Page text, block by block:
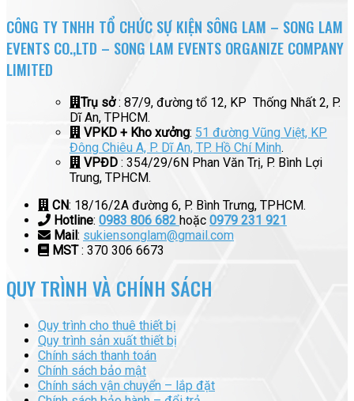
CÔNG TY TNHH TỔ CHỨC SỰ KIỆN SÔNG LAM – SONG LAM
EVENTS CO.,LTD – SONG LAM EVENTS ORGANIZE COMPANY
LIMITED
Trụ sở: 87/9, đường tổ 12, KP Thống Nhất 2, P.
Dĩ An, TPHCM.
VPKD + Kho xưởng: 51 đường Vũng Việt, KP
Đông Chiêu A, P. Dĩ An, TP. Hồ Chí Minh.
VPĐD : 354/29/6N Phan Văn Trị, P. Bình Lợi
Trung, TPHCM.
CN: 18/16/2A đường 6, P. Bình Trưng, TPHCM.
Hotline: 0983 806 682 hoặc 0979 231 921
Mail: sukiensonglam@gmail.com
MST: 370 306 6673
QUY TRÌNH VÀ CHÍNH SÁCH
Quy trình cho thuê thiết bị
Quy trình sản xuất thiết bị
Chính sách thanh toán
Chính sách bảo mật
Chính sách vận chuyển – lắp đặt